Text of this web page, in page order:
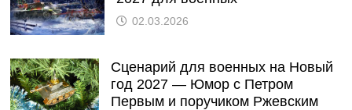
02.03.2026
Сценарий для военных на Новый
год 2027 — Юмор с Петром
Первым и поручиком Ржевским